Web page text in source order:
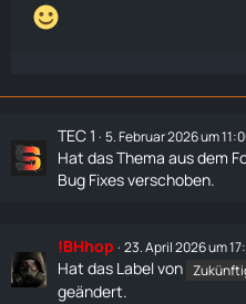
TEC 1 5. Februar 2026 um
Hat das Thema aus dem
Bug Fixesverschoben.
!BHhop 23. April 2026 um
Hat das Label von
geändert.